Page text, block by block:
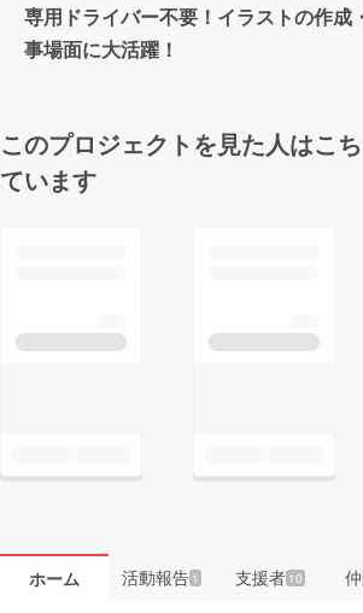
専用ドライバー不要！イラストの作成
事場面に大活躍！
このプロジェクトを見た人はこ
ています
ホーム 活動報告1 支援者 10